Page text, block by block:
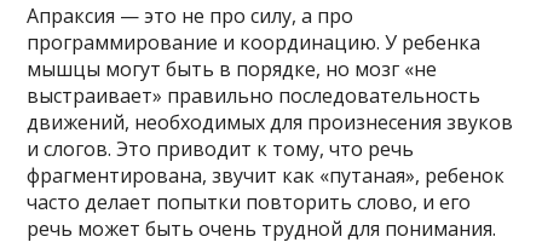
Апраксия — это не про силу, а про
программирование и координацию. У ребенка
мышцы могут быть в порядке, но мозг «не
выстраивает» правильно последовательность
движений, необходимых для произнесения звуков
и слогов. Это приводит к тому, что речь
фрагментирована, звучит как «путаная», ребенок
часто делает попытки повторить слово, и его
речь может быть очень трудной для понимания.